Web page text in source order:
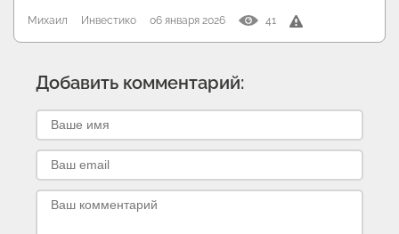
Михаил Инвестико 06 января 2026 41
Добавить комментарий: